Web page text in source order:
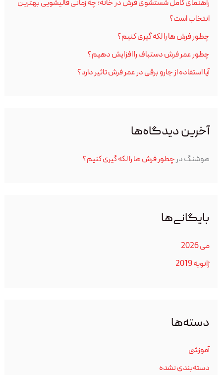
ر
ا
ی
:
راهنمای کامل شستشوی فرش در خانه؛ چه زمانی قالیشویی بهترین
انتخاب است؟
چطور فرش ها را لکه گیری کنیم؟
چطور عمر فرش دستباف را افزایش دهیم؟
آیا استفاده از جارو برقی در عمر فرش تاثیر دارد؟
آخرین دیدگاه‌ها
هوشنگدرچطور فرش ها را لکه گیری کنیم؟
بایگانی‌ها
می 2026
ژانویه 2019
دسته‌ها
آموزشی
دسته‌بندی نشده